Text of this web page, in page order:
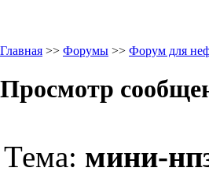
Главная >> Форумы >> Форум для
Просмотр
Тема: мини-